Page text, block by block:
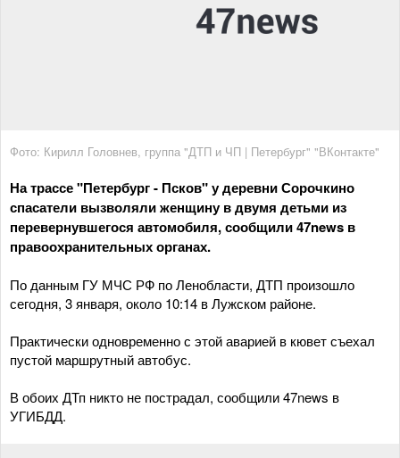
Фото: Кирилл Головнев, группа "ДТП и ЧП | Петербург" "ВКонтакте"
На трассе "Петербург - Псков" у деревни Сорочкино
спасатели вызволяли женщину в двумя детьми из
перевернувшегося автомобиля, сообщили 47news в
правоохранительных органах.
По данным ГУ МЧС РФ по Ленобласти, ДТП произошло
сегодня, 3 января, около 10:14 в Лужском районе.
Практически одновременно с этой аварией в кювет съехал
пустой маршрутный автобус.
В обоих ДТп никто не пострадал, сообщили 47news в
УГИБДД.